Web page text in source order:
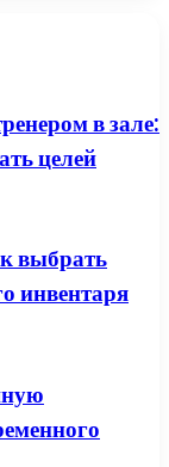
в зале:
целей
выбрать
инвентаря